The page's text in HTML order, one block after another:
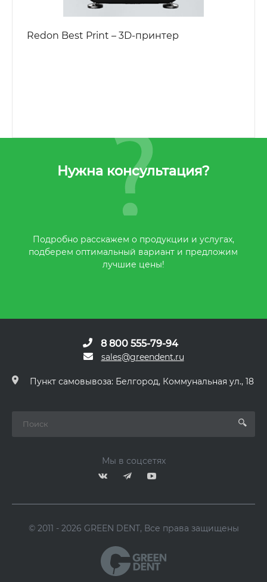
Redon Best Print – 3D-принтер
Нужна консультация?
Подробно расскажем о продукции и услугах,
подберем оптимальный вариант и предложим
лучшие цены!
8 800 555-79-94
sales@greendent.ru
Пункт самовывоза: Белгород, Коммунальная ул., 18
Мы в соцсетях
© 2011 - 2026 GREEN DENT, Все права защищены